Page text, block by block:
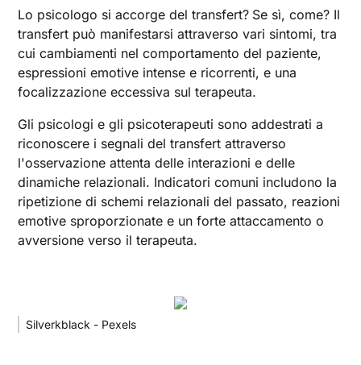
Lo psicologo si accorge del transfert? Se sì, come? Il
transfert può manifestarsi attraverso vari sintomi, tra
cui cambiamenti nel comportamento del paziente,
espressioni emotive intense e ricorrenti, e una
focalizzazione eccessiva sul terapeuta.
Gli psicologi e gli psicoterapeuti sono addestrati a
riconoscere i segnali del transfert attraverso
l'osservazione attenta delle interazioni e delle
dinamiche relazionali. Indicatori comuni includono la
ripetizione di schemi relazionali del passato, reazioni
emotive sproporzionate e un forte attaccamento o
avversione verso il terapeuta.
Silverkblack - Pexels